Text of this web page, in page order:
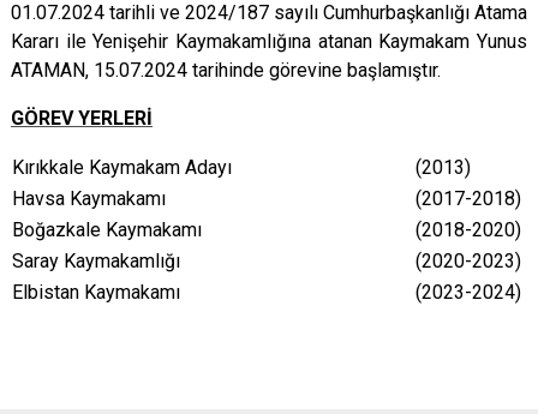
01.07.2024 tarihli ve 2024/187 sayılı Cumhurbaşkanlığı Atama
Kararı ile Yenişehir Kaymakamlığına atanan Kaymakam Yunus
ATAMAN, 15.07.2024 tarihinde görevine başlamıştır.
GÖREV YERLERİ
Kırıkkale Kaymakam Adayı
(2013)
Havsa Kaymakamı
(2017-2018)
Boğazkale Kaymakamı
(2018-2020)
Saray Kaymakamlığı
(2020-2023)
Elbistan Kaymakamı
(2023-2024)